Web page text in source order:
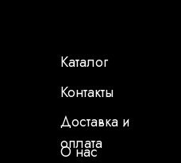
Каталог
Контакты
Доставка и
оплата
О нас